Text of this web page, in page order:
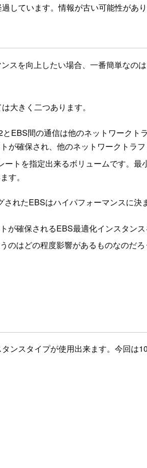
しています。情報が古い可能性があ
スを向上したい場合、一番簡単なの
大きく二つあります。
EBS間の通信は他のネットワーク
が確保され、他のネットワークトラ
ートを指定出来るボリュームです。
す。
れたEBSはハイパフォーマンスに決
が確保されるEBS最適化インスタン
のはどの程度影響があるものなのだろ
ンスタイプが使用出来ます。今回は